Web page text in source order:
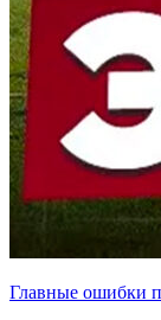
Главные ошибки